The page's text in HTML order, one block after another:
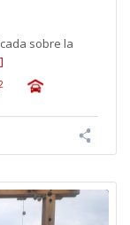
sobre la